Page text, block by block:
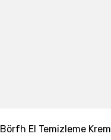
Börfh El Temizleme